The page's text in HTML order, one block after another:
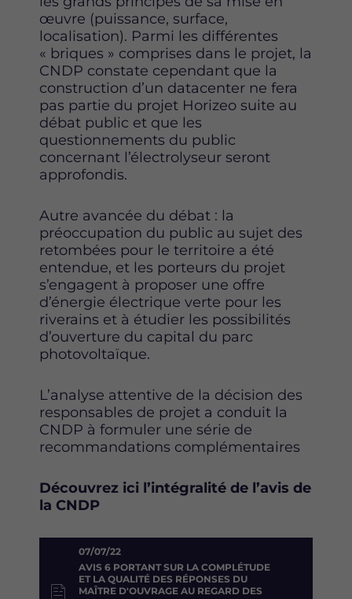
u
r
F
a
c
e
b
o
o
k
u
r
T
w
i
t
t
r
L
i
œuvre (puissance, surface,
localisation). Parmi les différentes
« briques » comprises dans le projet, la
CNDP constate cependant que la
construction d’un datacenter ne fera
pas partie du projet Horizeo suite au
débat public et que les
questionnements du public
concernant l’électrolyseur seront
approfondis.
Autre avancée du débat : la
préoccupation du public au sujet des
retombées pour le territoire a été
entendue, et les porteurs du projet
s’engagent à proposer une offre
d’énergie électrique verte pour les
riverains et à étudier les possibilités
d’ouverture du capital du parc
photovoltaïque.
L’analyse attentive de la décision des
responsables de projet a conduit la
CNDP à formuler une série de
recommandations complémentaires
Découvrez ici l’intégralité de l’avis de
la CNDP
07/07/22
AVIS 6 PORTANT SUR LA COMPLÉTUDE
ET LA QUALITÉ DES RÉPONSES DU
MAÎTRE D'OUVRAGE AU REGARD DES